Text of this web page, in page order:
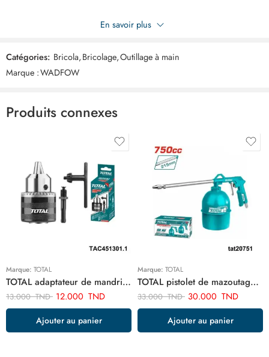
Soyez le premier à donner votre avis sur “WADFOW Pistolet
silicone 9″ WCG1309”
Commentaires
Il n'y a pas encore de critiques.
En savoir plus
Catégories: Bricola,Bricolage,Outillage à main
Marque :WADFOW
Produits connexes
Marque: TOTAL
TOTAL adaptateur de mandrin de foret sds plus TAC451301.1
13.000TND 12.000 TND
Ajouter au panier
Marque: TOTAL
TOTAL pistolet de mazoutage TAT20751
33.000TND 30.000 TND
Ajouter au panier